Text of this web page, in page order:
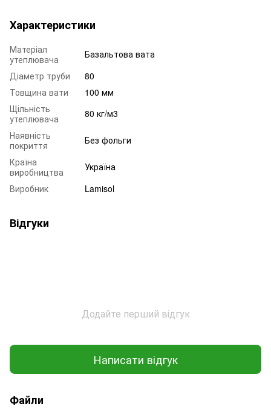
Характеристики
Матеріал
утеплювача
Базальтова вата
Діаметр труби
80
Товщина вати
100 мм
Щільність
утеплювача
80 кг/м3
Наявність
покриття
Без фольги
Країна
виробництва
Україна
Виробник
Lamisol
Відгуки
Додайте перший відгук
Написати відгук
Файли